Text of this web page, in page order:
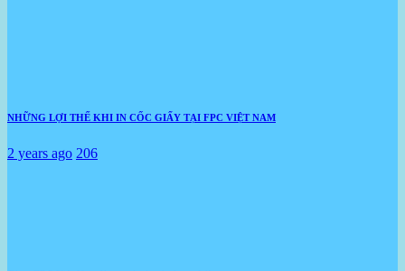
NHỮNG LỢI THẾ KHI IN CỐC GIẤY TẠI FPC VIỆT NAM
2 years ago 206